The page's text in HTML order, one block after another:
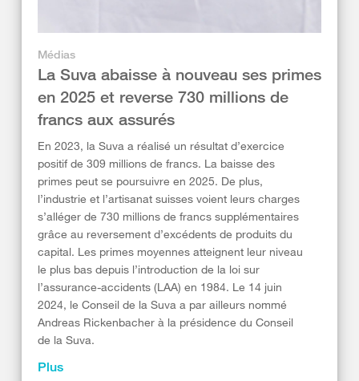
Médias
La Suva abaisse à nouveau ses primes
en 2025 et reverse 730 millions de
francs aux assurés
En 2023, la Suva a réalisé un résultat d’exercice
positif de 309 millions de francs. La baisse des
primes peut se poursuivre en 2025. De plus,
l’industrie et l’artisanat suisses voient leurs charges
s’alléger de 730 millions de francs supplémentaires
grâce au reversement d’excédents de produits du
capital. Les primes moyennes atteignent leur niveau
le plus bas depuis l’introduction de la loi sur
l’assurance-accidents (LAA) en 1984. Le 14 juin
2024, le Conseil de la Suva a par ailleurs nommé
Andreas Rickenbacher à la présidence du Conseil
de la Suva.
Plus